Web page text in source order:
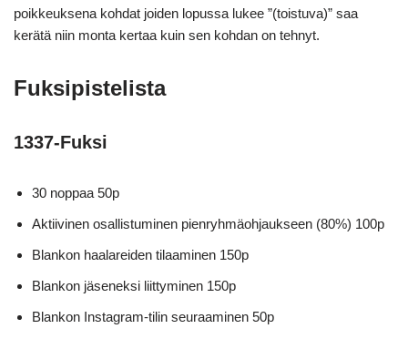
poikkeuksena kohdat joiden lopussa lukee ”(toistuva)” saa
kerätä niin monta kertaa kuin sen kohdan on tehnyt.
Fuksipistelista
1337-Fuksi
30 noppaa 50p
Aktiivinen osallistuminen pienryhmäohjaukseen (80%) 100p
Blankon haalareiden tilaaminen 150p
Blankon jäseneksi liittyminen 150p
Blankon Instagram-tilin seuraaminen 50p